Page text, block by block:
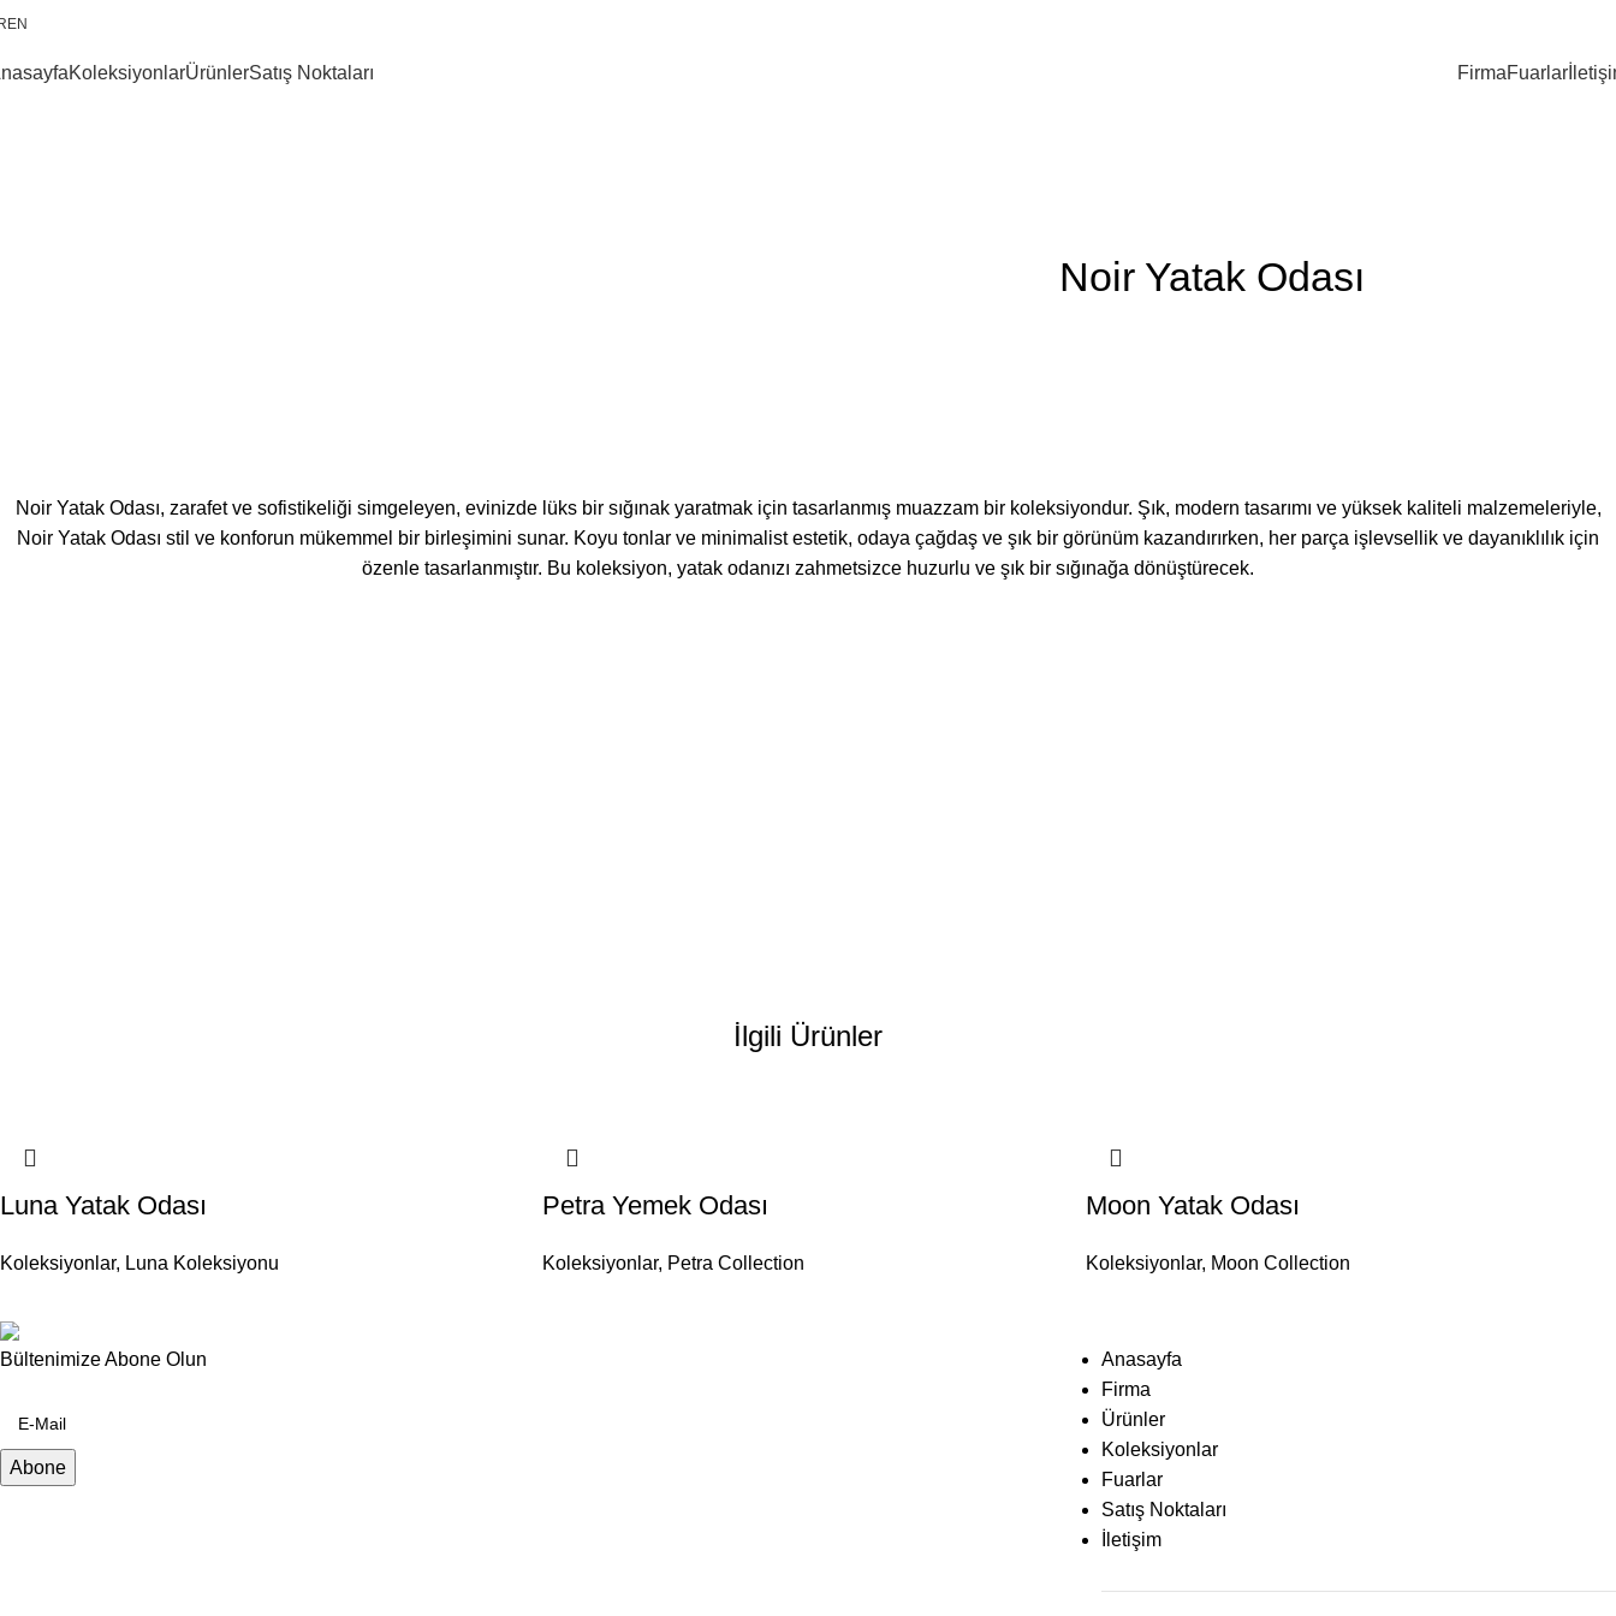
EN
KoleksiyonlarÜrünlerSatış Noktaları FirmaFuarlar
Noir Yatak Odası
Noir Yatak Odası, zarafet ve sofistikeliği simgeleyen, evinizde lüks bir sığınak yaratmak için tasarlanmış muazzam bir koleksiyondur. Şık, modern tasarımı ve yüksek kaliteli malzemeleriyle,
Noir Yatak Odası stil ve konforun mükemmel bir birleşimini sunar. Koyu tonlar ve minimalist estetik, odaya çağdaş ve şık bir görünüm kazandırırken, her parça işlevsellik ve dayanıklılık için
özenle tasarlanmıştır. Bu koleksiyon, yatak odanızı zahmetsizce huzurlu ve şık bir sığınağa dönüştürecek.
İlgili Ürünler
Luna Yatak Odası
Koleksiyonlar, Luna Koleksiyonu
Petra Yemek Odası
Koleksiyonlar, Petra Collection
Moon Yatak Odası
Koleksiyonlar, Moon Collection
Bültenimize Abone Olun
Anasayfa
Firma
Ürünler
Koleksiyonlar
Fuarlar
Satış Noktaları
İletişim